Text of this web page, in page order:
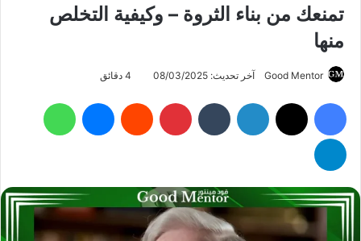
تمنعك من بناء الثروة – وكيفية التخلص
منها
Good Mentor آخر تحديث: 08/03/2025
فيسبوك لينكدإن بينتيريست ماسنجر
تيلقرام